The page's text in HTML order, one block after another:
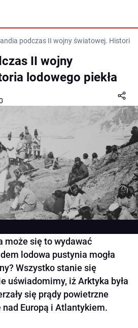
podczas II wojny światowej. Historia
II wojny
lodowego piekła
może się to wydawać
lodowa pustynia mogła
Wszystko stanie się
uświadomimy, iż Arktyka była
się prądy powietrzne
nad Europą i Atlantykiem.